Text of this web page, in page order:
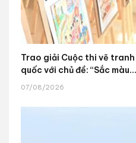
Trao giải Cuộc thi vẽ
quốc với chủ đề: “Sắc màu...
07/08/2026